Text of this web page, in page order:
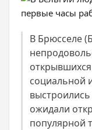
В Брюсселе
социальной
ожидали
популярной